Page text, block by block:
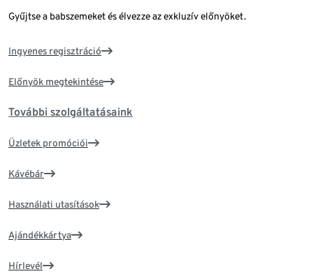
Gyűjtse a babszemeket és élvezze az exkluzív előnyöket.
Ingyenes regisztráció
Előnyök megtekintése
További szolgáltatásaink
Üzletek promóciói
Kávébár
Használati utasítások
Ajándékkártya
Hírlevél